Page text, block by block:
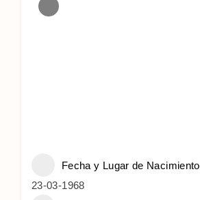
Fecha y Lugar de Nacimiento
23-03-1968